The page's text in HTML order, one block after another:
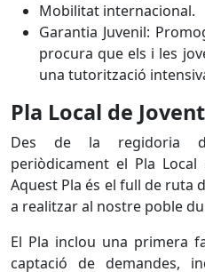
Mobilitat internacional.
Garantia Juvenil:
procura que els i les
una tutorització
Pla Local de
Des de la regidoria
periòdicament el Pla Local
Aquest Pla és el full de ruta
a realitzar al nostre poble
El Pla inclou una primera
captació de demandes,